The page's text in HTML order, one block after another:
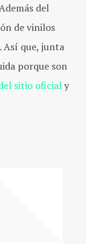
del
de vinilos
Así que, junta
porque son
sitio oficialy